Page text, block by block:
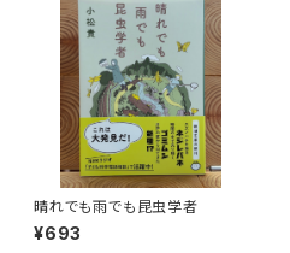
晴れでも雨でも昆虫学者
¥693